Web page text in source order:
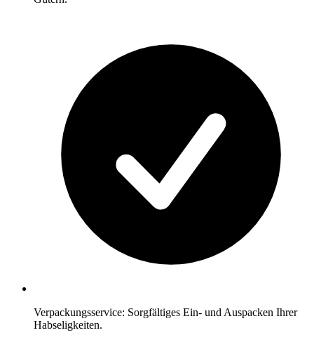
Verpackungsservice: Sorgfältiges Ein- und Auspacken Ihrer
Habseligkeiten.